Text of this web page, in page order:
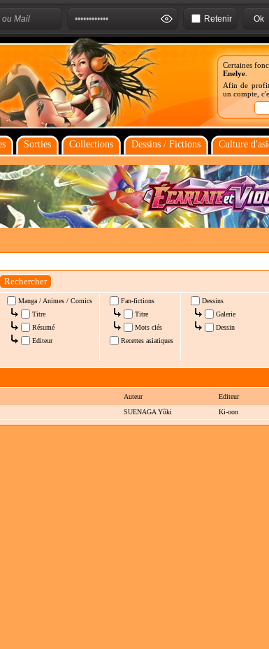
Retenir
Certaines
Enelye
Afin de
un compte,
Sorties Collections Dessins / Fictions Culture
Manga / Animes / Comics
Titre
Résumé
Editeur
Fan-fictions
Titre
Mots clés
Recettes asiatiques
Dessins
Galerie
Dessin
Auteur
Editeur
SUENAGA Yûki Ki-oon